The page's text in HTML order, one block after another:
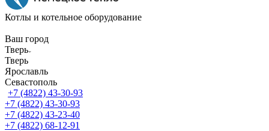
Котлы и котельное оборудование
Ваш город
Тверь
Тверь
Ярославль
Севастополь
+7 (4822) 43-30-93
+7 (4822) 43-30-93
+7 (4822) 43-23-40
+7 (4822) 68-12-91